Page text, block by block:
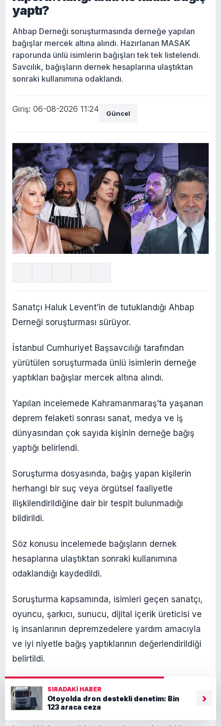
yaptı?
Ahbap Derneği soruşturmasında derneğe yapılan
bağışlar mercek altına alındı. Hazırlanan MASAK
raporunda ünlü isimlerin bağışları tek tek listelendi.
Savcılık, bağışların dernek hesaplarına ulaştıktan
sonraki kullanımına odaklandı.
Giriş: 06-08-2026 11:24 Güncel
Sanatçı Haluk Levent’in de tutuklandığı Ahbap
Derneği soruşturması sürüyor.
İstanbul Cumhuriyet Başsavcılığı tarafından
yürütülen soruşturmada ünlü isimlerin derneğe
yaptıkları bağışlar mercek altına alındı.
Yapılan incelemede Kahramanmaraş’ta yaşanan
deprem felaketi sonrası sanat, medya ve iş
dünyasından çok sayıda kişinin derneğe bağış
yaptığı belirlendi.
Soruşturma dosyasında, bağış yapan kişilerin
herhangi bir suç veya örgütsel faaliyetle
ilişkilendirildiğine dair bir tespit bulunmadığı
bildirildi.
Söz konusu incelemede bağışların dernek
hesaplarına ulaştıktan sonraki kullanımına
odaklandığı kaydedildi.
Soruşturma kapsamında, isimleri geçen sanatçı,
oyuncu, şarkıcı, sunucu, dijital içerik üreticisi ve
iş insanlarının depremzedelere yardım amacıyla
ve iyi niyetle bağış yaptıklarının değerlendirildiği
belirtildi.
Savcılığın yürüttüğü incelemede, söz konusu
bağışların yardım kampanyalarında belirtilen
SIRADAKI HABER
Otoyolda dron destekli denetim: Bin
123 araca ceza
›